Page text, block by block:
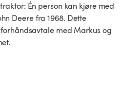
Én person kan kjøre med
Deere fra 1968. Dette
med Markus og